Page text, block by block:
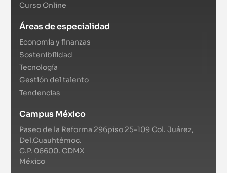
Curso Online
Áreas de especialidad
Economía y finanzas
Sostenibilidad
Tecnología
Gestión del talento
Tendencias
Campus México
Paseo de la Reforma 296piso 25-109 Col. Juárez,
Del.Cuauhtémoc.
C.P. 06600. CDMX
México